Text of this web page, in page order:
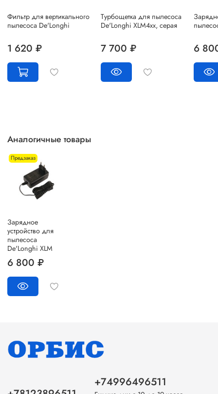
Фильтр для вертикального
пылесоса De'Longhi
1 620 ₽
Турбощетка для пылесоса
De'Longhi XLM4xx, серая
7 700 ₽ 6
Аналогичные товары
Предзаказ
Зарядное
устройство для
пылесоса
De'Longhi XLM
6 800 ₽
+74996496511